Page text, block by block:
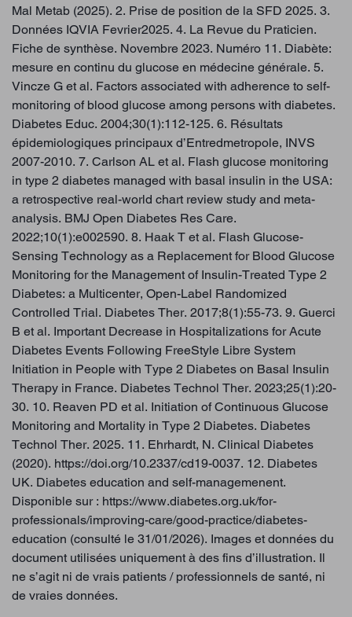
Mal Metab (2025). 2. Prise de position de la SFD 2025. 3.
Données IQVIA Fevrier2025. 4. La Revue du Praticien.
Fiche de synthèse. Novembre 2023. Numéro 11. Diabète:
mesure en continu du glucose en médecine générale. 5.
Vincze G et al. Factors associated with adherence to self-
monitoring of blood glucose among persons with diabetes.
Diabetes Educ. 2004;30(1):112-125. 6. Résultats
épidemiologiques principaux d’Entredmetropole, INVS
2007-2010. 7. Carlson AL et al. Flash glucose monitoring
in type 2 diabetes managed with basal insulin in the USA:
a retrospective real-world chart review study and meta-
analysis. BMJ Open Diabetes Res Care.
2022;10(1):e002590. 8. Haak T et al. Flash Glucose-
Sensing Technology as a Replacement for Blood Glucose
Monitoring for the Management of Insulin-Treated Type 2
Diabetes: a Multicenter, Open-Label Randomized
Controlled Trial. Diabetes Ther. 2017;8(1):55-73. 9. Guerci
B et al. Important Decrease in Hospitalizations for Acute
Diabetes Events Following FreeStyle Libre System
Initiation in People with Type 2 Diabetes on Basal Insulin
Therapy in France. Diabetes Technol Ther. 2023;25(1):20-
30. 10. Reaven PD et al. Initiation of Continuous Glucose
Monitoring and Mortality in Type 2 Diabetes. Diabetes
Technol Ther. 2025. 11. Ehrhardt, N. Clinical Diabetes
(2020). https://doi.org/10.2337/cd19-0037. 12. Diabetes
UK. Diabetes education and self-managemenent.
Disponible sur : https://www.diabetes.org.uk/for-
professionals/improving-care/good-practice/diabetes-
education (consulté le 31/01/2026). Images et données du
document utilisées uniquement à des fins d’illustration. Il
ne s’agit ni de vrais patients / professionnels de santé, ni
de vraies données.